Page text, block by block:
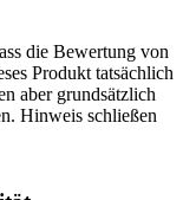
die Bewertung von
Produkt tatsächlich
aber grundsätzlich
Hinweis schließen